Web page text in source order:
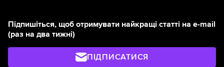
Підпишіться, щоб отримувати найкращі статті на e-mail
(раз на два тижні)
ПІДПИСАТИСЯ